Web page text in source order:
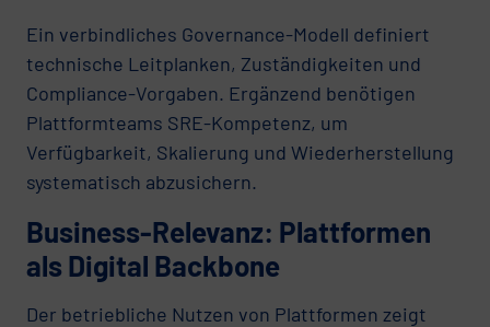
Ein verbindliches Governance-Modell definiert
technische Leitplanken, Zuständigkeiten und
Compliance-Vorgaben. Ergänzend benötigen
Plattformteams SRE-Kompetenz, um
Verfügbarkeit, Skalierung und Wiederherstellung
systematisch abzusichern.
Business-Relevanz: Plattformen
als Digital Backbone
Der betriebliche Nutzen von Plattformen zeigt